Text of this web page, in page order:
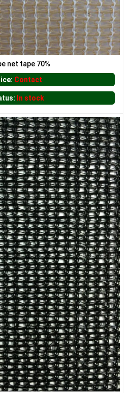
XÂY DỰNG
RÀO HÌNH VUÔNG
net tape 70%
Contact
In stock